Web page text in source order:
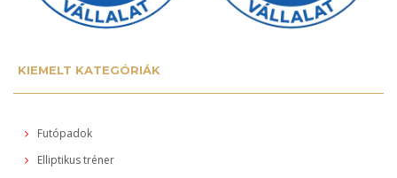
KIEMELT KATEGÓRIÁK
Futópadok
Elliptikus tréner